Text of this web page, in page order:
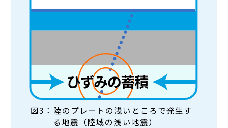
図3：陸のプレートの浅いところで発生す
る地震（陸域の浅い地震）